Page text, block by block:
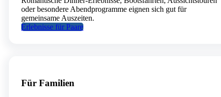
oder besondere Abendprogramme eignen sich gut für
gemeinsame Auszeiten.
Erlebnisse für Paare
Für Familien